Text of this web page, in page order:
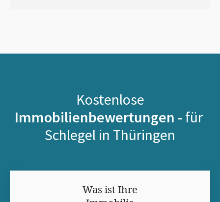
Kostenlose
Immobilienbewertungen - für
Schlegel in Thüringen
Was ist Ihre